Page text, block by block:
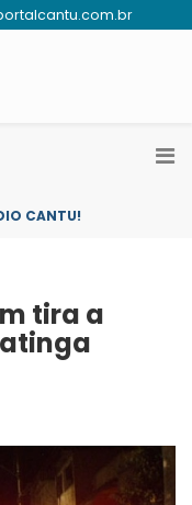
CANTU!
tira a